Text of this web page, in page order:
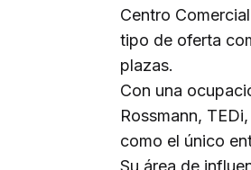
Centro
tipo de oferta
plazas.
Con una
Rossmann,
como el único
Su área de